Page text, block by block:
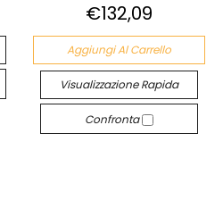
€132,09
Aggiungi Al Carrello
Visualizzazione Rapida
Confronta